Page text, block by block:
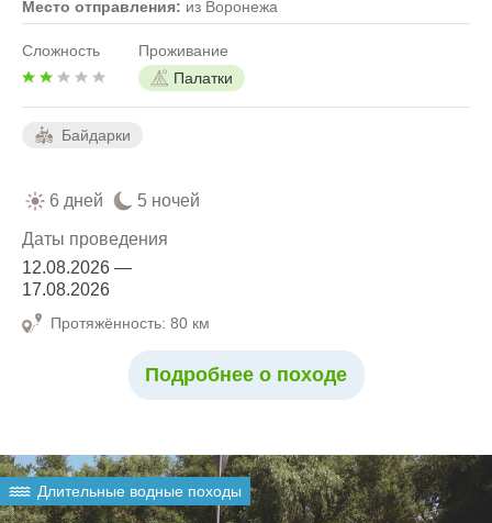
Место отправления: из Воронежа
Сложность
Проживание
Палатки
Байдарки
6 дней 5 ночей
Даты проведения
12.08.2026 —
17.08.2026
Протяжённость: 80 км
Подробнее о походе
Длительные водные походы